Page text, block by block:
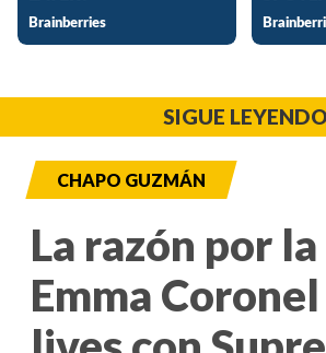
SIGUE LEYENDO
CHAPO GUZMÁN
La razón por
Emma